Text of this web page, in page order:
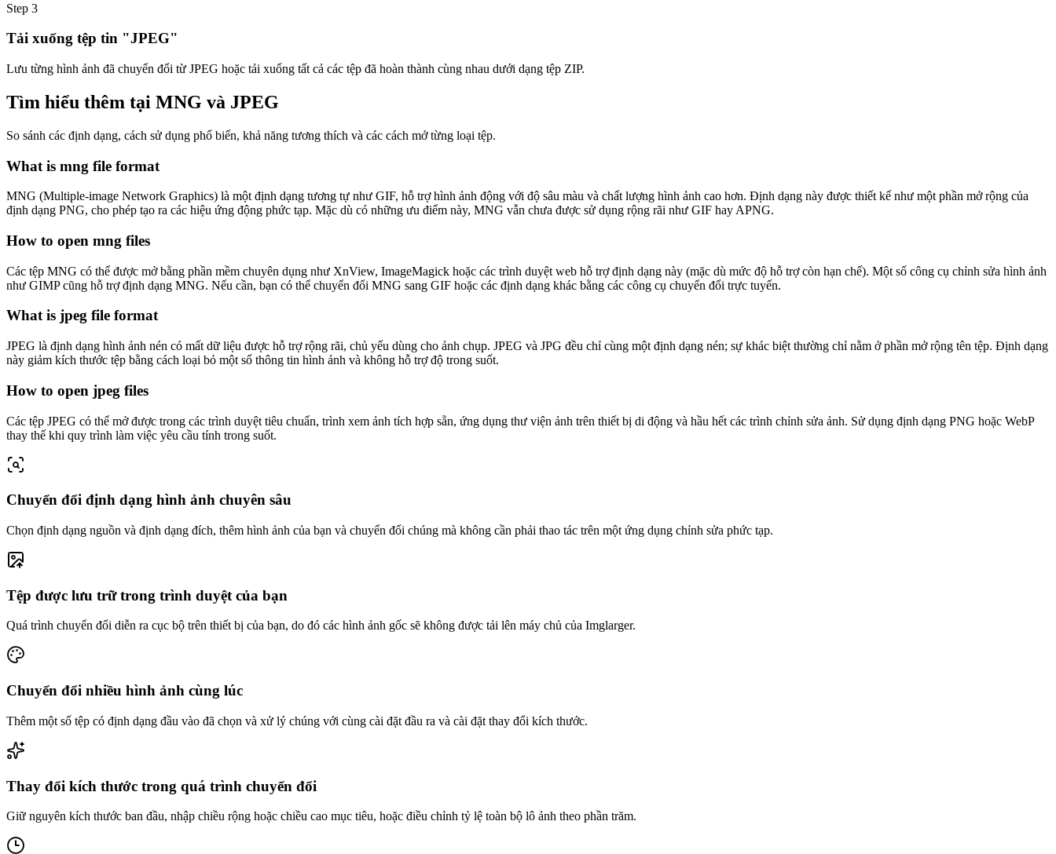
Step 3
Tải xuống tệp tin "JPEG"
Lưu từng hình ảnh đã chuyển đổi từ JPEG hoặc tải xuống tất cả các tệp đã hoàn thành cùng nhau dưới dạng tệp ZIP.
Tìm hiểu thêm tại MNG và JPEG
So sánh các định dạng, cách sử dụng phổ biến, khả năng tương thích và các cách mở từng loại tệp.
What is mng file format
MNG (Multiple-image Network Graphics) là một định dạng tương tự như GIF, hỗ trợ hình ảnh động với độ sâu màu và chất lượng hình ảnh cao hơn. Định dạng này được thiết kế như một phần mở rộng của
định dạng PNG, cho phép tạo ra các hiệu ứng động phức tạp. Mặc dù có những ưu điểm này, MNG vẫn chưa được sử dụng rộng rãi như GIF hay APNG.
How to open mng files
Các tệp MNG có thể được mở bằng phần mềm chuyên dụng như XnView, ImageMagick hoặc các trình duyệt web hỗ trợ định dạng này (mặc dù mức độ hỗ trợ còn hạn chế). Một số công cụ chỉnh sửa hình ảnh
như GIMP cũng hỗ trợ định dạng MNG. Nếu cần, bạn có thể chuyển đổi MNG sang GIF hoặc các định dạng khác bằng các công cụ chuyển đổi trực tuyến.
What is jpeg file format
JPEG là định dạng hình ảnh nén có mất dữ liệu được hỗ trợ rộng rãi, chủ yếu dùng cho ảnh chụp. JPEG và JPG đều chỉ cùng một định dạng nén; sự khác biệt thường chỉ nằm ở phần mở rộng tên tệp. Định dạng
này giảm kích thước tệp bằng cách loại bỏ một số thông tin hình ảnh và không hỗ trợ độ trong suốt.
How to open jpeg files
Các tệp JPEG có thể mở được trong các trình duyệt tiêu chuẩn, trình xem ảnh tích hợp sẵn, ứng dụng thư viện ảnh trên thiết bị di động và hầu hết các trình chỉnh sửa ảnh. Sử dụng định dạng PNG hoặc WebP
thay thế khi quy trình làm việc yêu cầu tính trong suốt.
Chuyển đổi định dạng hình ảnh chuyên sâu
Chọn định dạng nguồn và định dạng đích, thêm hình ảnh của bạn và chuyển đổi chúng mà không cần phải thao tác trên một ứng dụng chỉnh sửa phức tạp.
Tệp được lưu trữ trong trình duyệt của bạn
Quá trình chuyển đổi diễn ra cục bộ trên thiết bị của bạn, do đó các hình ảnh gốc sẽ không được tải lên máy chủ của Imglarger.
Chuyển đổi nhiều hình ảnh cùng lúc
Thêm một số tệp có định dạng đầu vào đã chọn và xử lý chúng với cùng cài đặt đầu ra và cài đặt thay đổi kích thước.
Thay đổi kích thước trong quá trình chuyển đổi
Giữ nguyên kích thước ban đầu, nhập chiều rộng hoặc chiều cao mục tiêu, hoặc điều chỉnh tỷ lệ toàn bộ lô ảnh theo phần trăm.